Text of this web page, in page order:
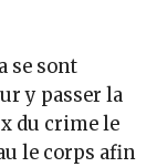
se sont
y passer la
du crime le
le corps afin